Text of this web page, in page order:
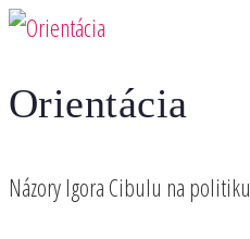
Preskočiť
obsah
Orientácia
Názory Igora Cibulu na politiku